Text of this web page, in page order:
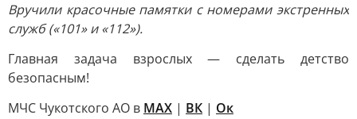
Вручили красочные памятки с номерами экстренных
служб («101» и «112»).
Главная задача взрослых — сделать детство
безопасным!
МЧС Чукотского АО в МАХ | ВК | Ок